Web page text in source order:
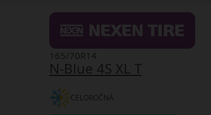
N-Blue 4S XL T
165/70R14
CELOROČNÁ